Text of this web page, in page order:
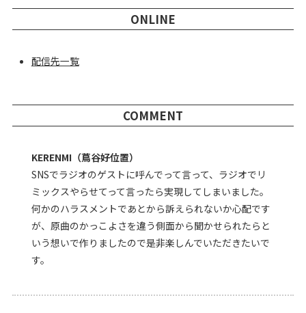
ONLINE
配信先一覧
COMMENT
KERENMI（蔦谷好位置）
SNSでラジオのゲストに呼んでって言って、ラジオでリ
ミックスやらせてって言ったら実現してしまいました。
何かのハラスメントであとから訴えられないか心配です
が、原曲のかっこよさを違う側面から聞かせられたらと
いう想いで作りましたので是非楽しんでいただきたいで
す。